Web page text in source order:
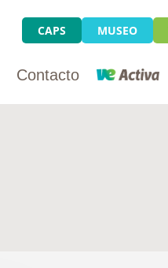
CAPS MUSEO
Contacto